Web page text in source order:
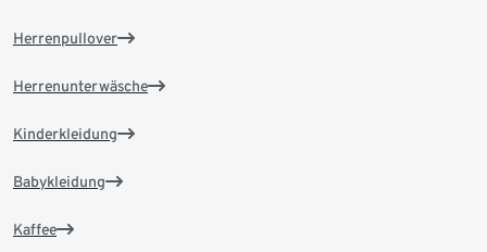
Herrenpullover
Herrenunterwäsche
Kinderkleidung
Babykleidung
Kaffee